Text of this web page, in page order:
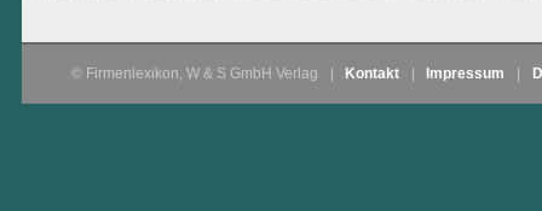
© Firmenlexikon, W & S GmbH Verlag Kontakt Impressum